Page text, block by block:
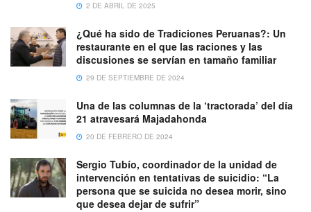
2 DE ABRIL DE 2025
¿Qué ha sido de Tradiciones Peruanas?: Un
restaurante en el que las raciones y las
discusiones se servían en tamaño familiar
29 DE SEPTIEMBRE DE 2024
Una de las columnas de la ‘tractorada’ del día
21 atravesará Majadahonda
20 DE FEBRERO DE 2024
Sergio Tubío, coordinador de la unidad de
intervención en tentativas de suicidio: “La
persona que se suicida no desea morir, sino
que desea dejar de sufrir”